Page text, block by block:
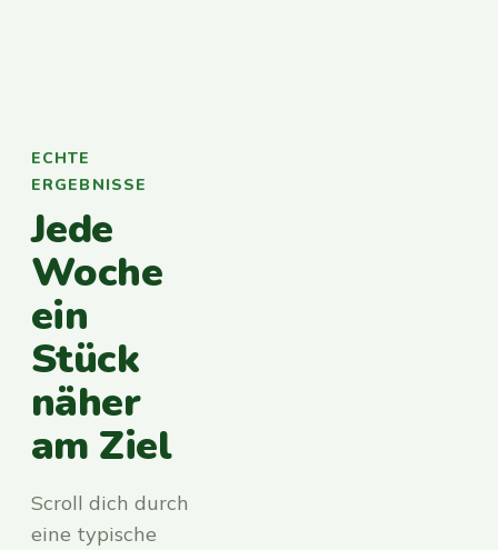
ECHTE
ERGEBNISSE
Jede
Woche
ein
Stück
näher
am Ziel
Scroll dich durch
eine typische